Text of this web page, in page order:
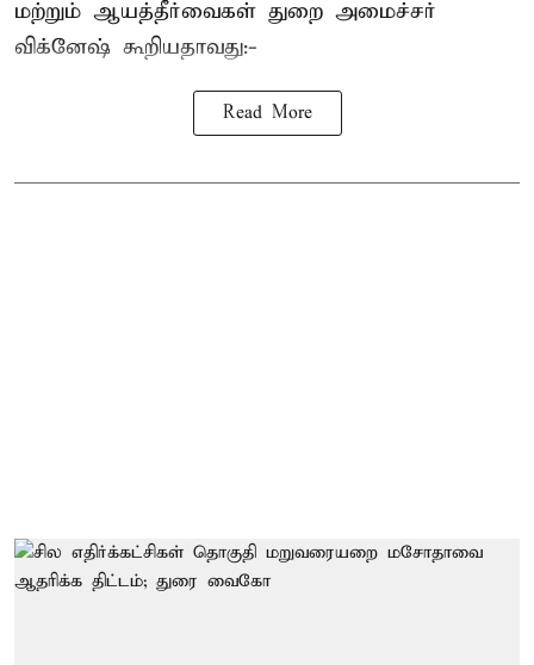
மற்றும் ஆயத்தீர்வைகள் துறை அமைச்சர்
விக்னேஷ் கூறியதாவது:-
Read More